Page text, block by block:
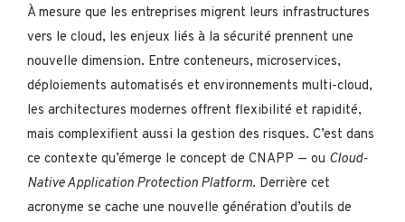
À mesure que les entreprises migrent leurs infrastructures
vers le cloud, les enjeux liés à la sécurité prennent une
nouvelle dimension. Entre conteneurs, microservices,
déploiements automatisés et environnements multi-cloud,
les architectures modernes offrent flexibilité et rapidité,
mais complexifient aussi la gestion des risques. C’est dans
ce contexte qu’émerge le concept de CNAPP — ou Cloud-
Native Application Protection Platform. Derrière cet
acronyme se cache une nouvelle génération d’outils de